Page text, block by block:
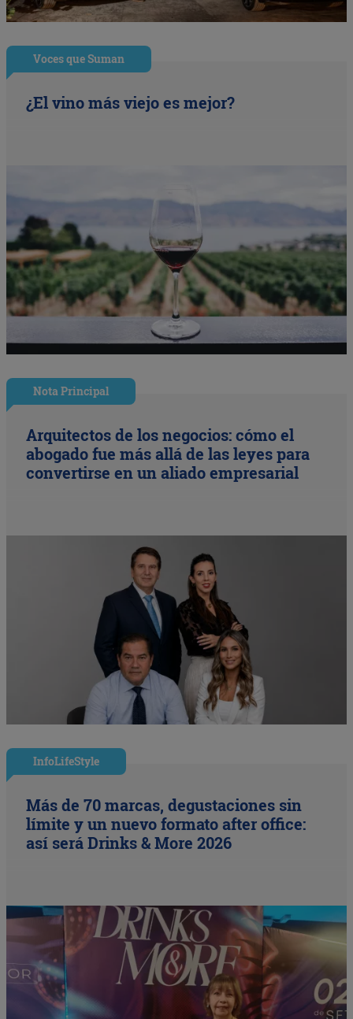
Voces que Suman
¿El vino más viejo es mejor?
Nota Principal
Arquitectos de los negocios: cómo el
abogado fue más allá de las leyes para
convertirse en un aliado empresarial
InfoLifeStyle
Más de 70 marcas, degustaciones sin
límite y un nuevo formato after office:
así será Drinks & More 2026